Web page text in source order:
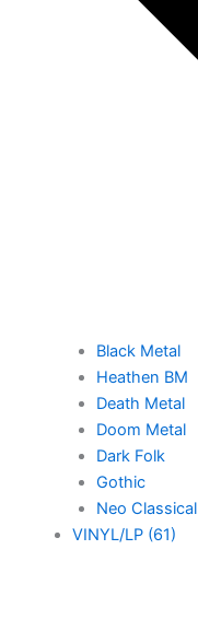
Black Metal
Heathen BM
Death Metal
Doom Metal
Dark Folk
Gothic
Neo Classical
VINYL/LP (61)